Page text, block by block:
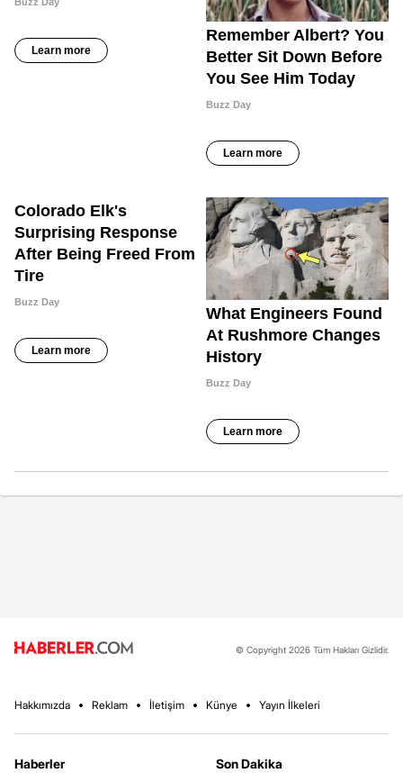
© Copyright 2026 Tüm Hakları Gizlidir.
Hakkımızda Reklam İletişim Künye Yayın İlkeleri
Haberler
Son Dakika